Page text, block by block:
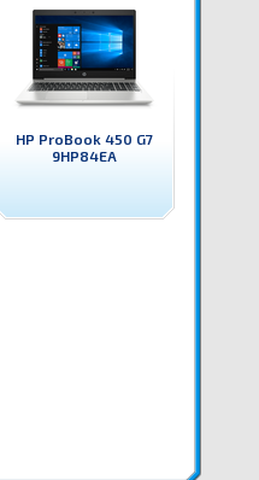
HP ProBook 450 G7
9HP84EA